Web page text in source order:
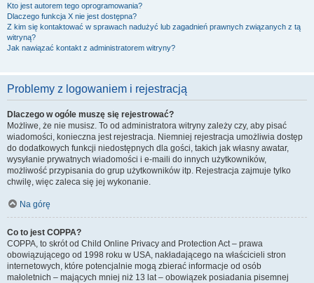
Kto jest autorem tego oprogramowania?
Dlaczego funkcja X nie jest dostępna?
Z kim się kontaktować w sprawach nadużyć lub zagadnień prawnych związanych z tą
witryną?
Jak nawiązać kontakt z administratorem witryny?
Problemy z logowaniem i rejestracją
Dlaczego w ogóle muszę się rejestrować?
Możliwe, że nie musisz. To od administratora witryny zależy czy, aby pisać
wiadomości, konieczna jest rejestracja. Niemniej rejestracja umożliwia dostęp
do dodatkowych funkcji niedostępnych dla gości, takich jak własny awatar,
wysyłanie prywatnych wiadomości i e-maili do innych użytkowników,
możliwość przypisania do grup użytkowników itp. Rejestracja zajmuje tylko
chwilę, więc zaleca się jej wykonanie.
Na górę
Co to jest COPPA?
COPPA, to skrót od Child Online Privacy and Protection Act – prawa
obowiązującego od 1998 roku w USA, nakładającego na właścicieli stron
internetowych, które potencjalnie mogą zbierać informacje od osób
małoletnich – mających mniej niż 13 lat – obowiązek posiadania pisemnej